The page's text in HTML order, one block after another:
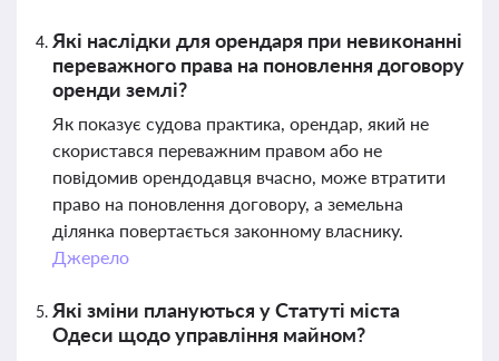
Які наслідки для орендаря при невиконанні
переважного права на поновлення договору
оренди землі?
Як показує судова практика, орендар, який не
скористався переважним правом або не
повідомив орендодавця вчасно, може втратити
право на поновлення договору, а земельна
ділянка повертається законному власнику.
Джерело
Які зміни плануються у Статуті міста
Одеси щодо управління майном?